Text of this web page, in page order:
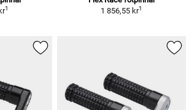
1
1 856,55 kr1